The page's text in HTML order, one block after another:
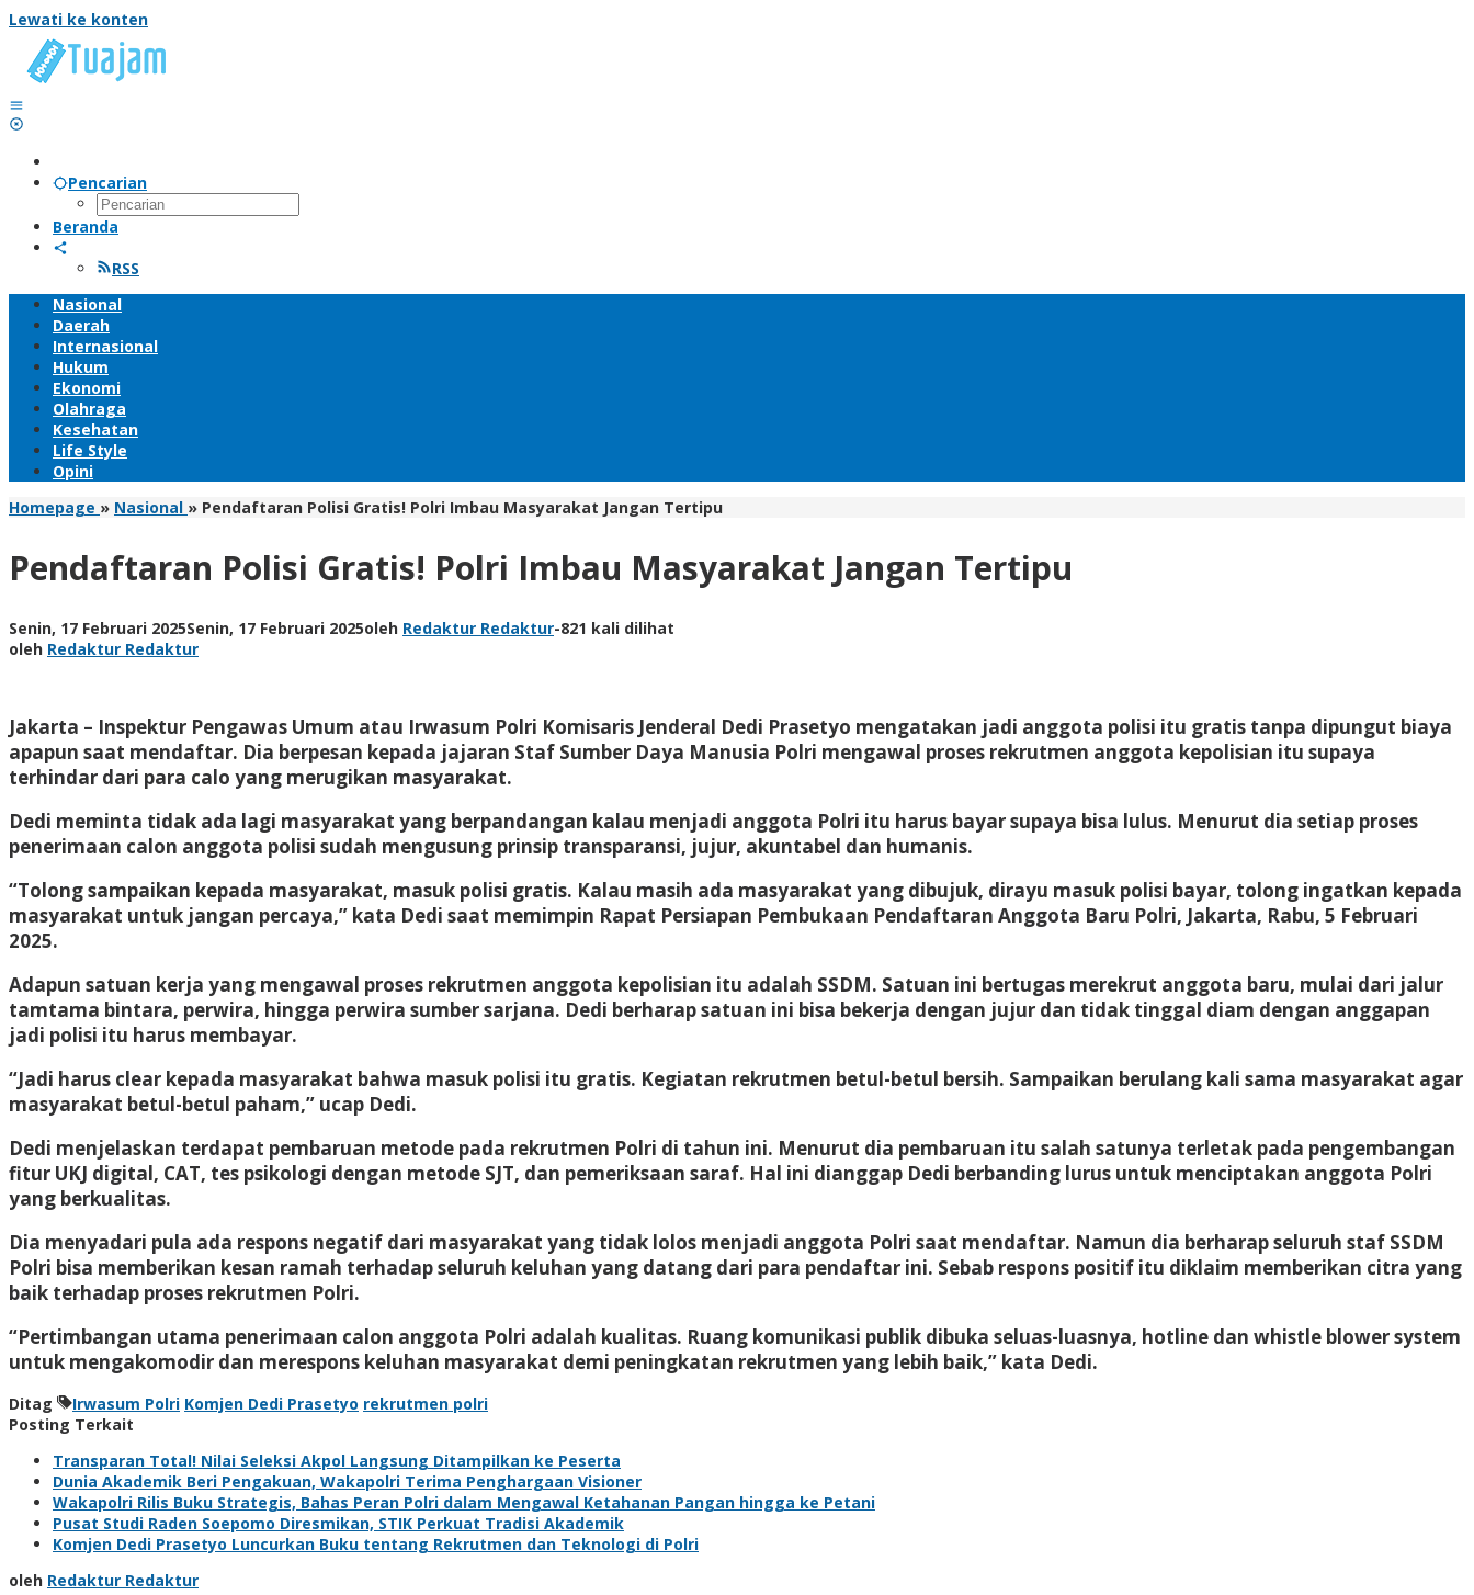
Lewati ke konten
Pencarian
Beranda
RSS
Nasional
Daerah
Internasional
Hukum
Ekonomi
Olahraga
Kesehatan
Life Style
Opini
Homepage » Nasional » Pendaftaran Polisi Gratis! Polri Imbau Masyarakat Jangan Tertipu
Pendaftaran Polisi Gratis! Polri Imbau Masyarakat Jangan Tertipu
Senin, 17 Februari 2025Senin, 17 Februari 2025oleh Redaktur Redaktur-821 kali dilihat
oleh Redaktur Redaktur
Jakarta – Inspektur Pengawas Umum atau Irwasum Polri Komisaris Jenderal Dedi Prasetyo mengatakan jadi anggota polisi itu gratis tanpa dipungut biaya
apapun saat mendaftar. Dia berpesan kepada jajaran Staf Sumber Daya Manusia Polri mengawal proses rekrutmen anggota kepolisian itu supaya
terhindar dari para calo yang merugikan masyarakat.
Dedi meminta tidak ada lagi masyarakat yang berpandangan kalau menjadi anggota Polri itu harus bayar supaya bisa lulus. Menurut dia setiap proses
penerimaan calon anggota polisi sudah mengusung prinsip transparansi, jujur, akuntabel dan humanis.
“Tolong sampaikan kepada masyarakat, masuk polisi gratis. Kalau masih ada masyarakat yang dibujuk, dirayu masuk polisi bayar, tolong ingatkan kepada
masyarakat untuk jangan percaya,” kata Dedi saat memimpin Rapat Persiapan Pembukaan Pendaftaran Anggota Baru Polri, Jakarta, Rabu, 5 Februari
2025.
Adapun satuan kerja yang mengawal proses rekrutmen anggota kepolisian itu adalah SSDM. Satuan ini bertugas merekrut anggota baru, mulai dari jalur
tamtama bintara, perwira, hingga perwira sumber sarjana. Dedi berharap satuan ini bisa bekerja dengan jujur dan tidak tinggal diam dengan anggapan
jadi polisi itu harus membayar.
“Jadi harus clear kepada masyarakat bahwa masuk polisi itu gratis. Kegiatan rekrutmen betul-betul bersih. Sampaikan berulang kali sama masyarakat agar
masyarakat betul-betul paham,” ucap Dedi.
Dedi menjelaskan terdapat pembaruan metode pada rekrutmen Polri di tahun ini. Menurut dia pembaruan itu salah satunya terletak pada pengembangan
fitur UKJ digital, CAT, tes psikologi dengan metode SJT, dan pemeriksaan saraf. Hal ini dianggap Dedi berbanding lurus untuk menciptakan anggota Polri
yang berkualitas.
Dia menyadari pula ada respons negatif dari masyarakat yang tidak lolos menjadi anggota Polri saat mendaftar. Namun dia berharap seluruh staf SSDM
Polri bisa memberikan kesan ramah terhadap seluruh keluhan yang datang dari para pendaftar ini. Sebab respons positif itu diklaim memberikan citra yang
baik terhadap proses rekrutmen Polri.
“Pertimbangan utama penerimaan calon anggota Polri adalah kualitas. Ruang komunikasi publik dibuka seluas-luasnya, hotline dan whistle blower system
untuk mengakomodir dan merespons keluhan masyarakat demi peningkatan rekrutmen yang lebih baik,” kata Dedi.
Ditag Irwasum Polri Komjen Dedi Prasetyo rekrutmen polri
Posting Terkait
Transparan Total! Nilai Seleksi Akpol Langsung Ditampilkan ke Peserta
Dunia Akademik Beri Pengakuan, Wakapolri Terima Penghargaan Visioner
Wakapolri Rilis Buku Strategis, Bahas Peran Polri dalam Mengawal Ketahanan Pangan hingga ke Petani
Pusat Studi Raden Soepomo Diresmikan, STIK Perkuat Tradisi Akademik
Komjen Dedi Prasetyo Luncurkan Buku tentang Rekrutmen dan Teknologi di Polri
oleh Redaktur Redaktur